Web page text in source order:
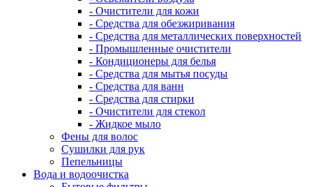
- Очистители для кожи
- Средства для обезжиривания
- Средства для металлических поверхностей
- Промышленные очистители
- Кондиционеры для белья
- Средства для мытья посуды
- Средства для ванн
- Средства для стирки
- Очистители для стекол
- Жидкое мыло
Фены для волос
Сушилки для рук
Пепельницы
Вода и водоочистка